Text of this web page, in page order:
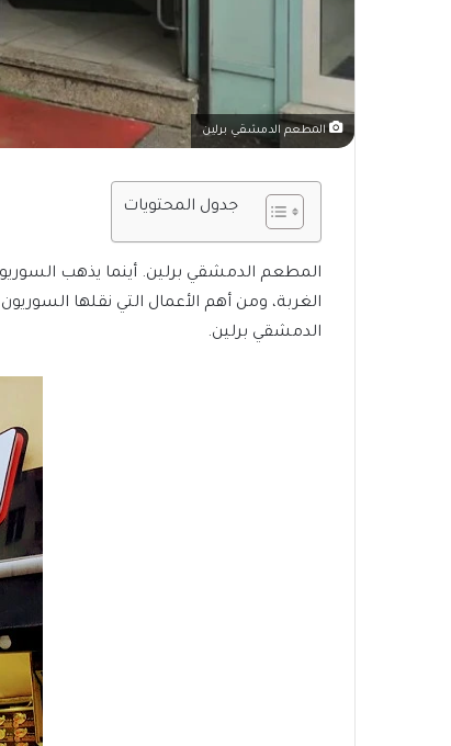
المطعم الدمشقي برلين
جدول المحتويات
المطعم الدمشقي برلين. أينما يذهب
الغربة، ومن أهم الأعمال التي نقلها
الدمشقي برلين.